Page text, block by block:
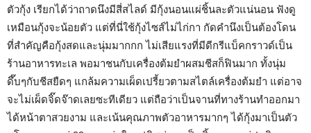
ตัวกุ้ง เรียกได้ว่าถาดนึงมีสี่สไลด์ มีกุ้งนอนแผ่ชิ้นละตัวแน่นอน ฟังดู
เหมือนกุ้งจะน้อยตัว แต่ที่นี่ใช้กุ้งไซส์ไม่ไก่กา กัดคำนึงเป็นต้องโดน
ที่สำคัญคือกุ้งสดและนุ่มมากกก ไม่เสียแรงที่มีดีกรีแบ็คกราวด์เป็น
ร้านอาหารทะเล พอมาชนกับเครื่องต้มยำผสมชีสก็ฟินมาก ทั้งนุ่ม
ดึ๊บๆกับชีสยืดๆ แกล้มความเผ็ดเปรี้ยวตามสไตล์เครื่องต้มยำ แต่อาจ
จะไม่เผ็ดจิ๊ดจ๊าดเลยซะทีเดียว แต่ถือว่าเป็นจานที่ทางร้านทำออกมา
ได้หน้าตาสวยงาม และเน้นคุณภาพตัวอาหารมากๆ ได้กุ้งมาเป็นตัว